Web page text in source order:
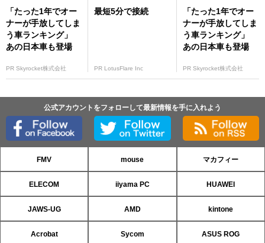
「たった1年でオー
ナーが手放してしま
う車ランキング」
あの日本車も登場
PR Skyrocket株式会社
最短5分で接続
PR LotusFlare Inc
「たった1年でオー
ナーが手放してしま
う車ランキング」
あの日本車も登場
PR Skyrocket株式会社
公式アカウントをフォローして最新情報を手に入れよう
FMV mouse マカフィー
ELECOM iiyama PC HUAWEI
JAWS-UG AMD kintone
Acrobat Sycom ASUS ROG